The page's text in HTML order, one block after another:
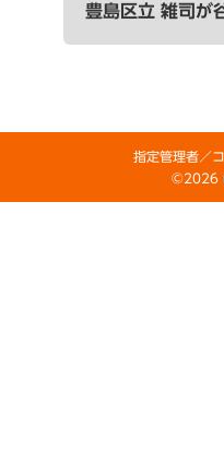
豊島区立 雑司が
指定管理者／
©2026